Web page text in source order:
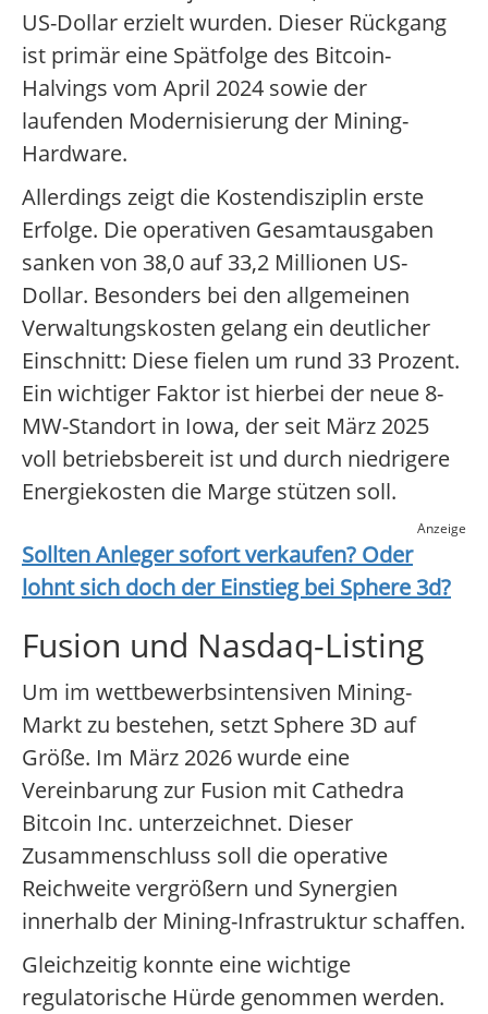
US-Dollar erzielt wurden. Dieser Rückgang
ist primär eine Spätfolge des Bitcoin-
Halvings vom April 2024 sowie der
laufenden Modernisierung der Mining-
Hardware.
Allerdings zeigt die Kostendisziplin erste
Erfolge. Die operativen Gesamtausgaben
sanken von 38,0 auf 33,2 Millionen US-
Dollar. Besonders bei den allgemeinen
Verwaltungskosten gelang ein deutlicher
Einschnitt: Diese fielen um rund 33 Prozent.
Ein wichtiger Faktor ist hierbei der neue 8-
MW-Standort in Iowa, der seit März 2025
voll betriebsbereit ist und durch niedrigere
Energiekosten die Marge stützen soll.
Anzeige
Sollten Anleger sofort verkaufen? Oder
lohnt sich doch der Einstieg bei Sphere 3d?
Fusion und Nasdaq-Listing
Um im wettbewerbsintensiven Mining-
Markt zu bestehen, setzt Sphere 3D auf
Größe. Im März 2026 wurde eine
Vereinbarung zur Fusion mit Cathedra
Bitcoin Inc. unterzeichnet. Dieser
Zusammenschluss soll die operative
Reichweite vergrößern und Synergien
innerhalb der Mining-Infrastruktur schaffen.
Gleichzeitig konnte eine wichtige
regulatorische Hürde genommen werden.